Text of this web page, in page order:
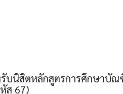
นิสิตหลักสูตรการศึกษาบัณ
ส 67)